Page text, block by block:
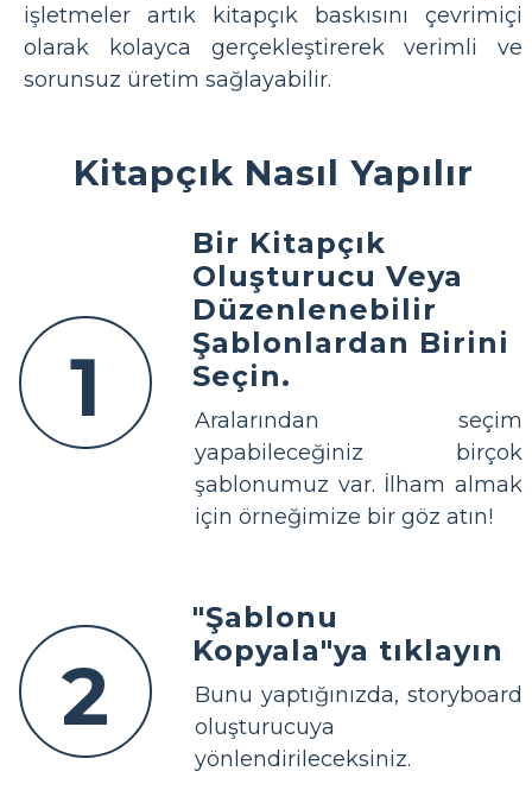
işletmeler artık kitapçık baskısını çevrimiçi
olarak kolayca gerçekleştirerek verimli ve
sorunsuz üretim sağlayabilir.
Kitapçık Nasıl Yapılır
1
Bir Kitapçık
Oluşturucu Veya
Düzenlenebilir
Şablonlardan Birini
Seçin.
Aralarından seçim
yapabileceğiniz birçok
şablonumuz var. İlham almak
için örneğimize bir göz atın!
2
"Şablonu
Kopyala"ya tıklayın
Bunu yaptığınızda, storyboard
oluşturucuya
yönlendirileceksiniz.